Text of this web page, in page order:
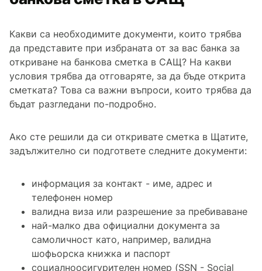
Какви са необходимите документи, които трябва
да представите при избраната от за вас банка за
откриване на банкова сметка в САЩ? На какви
условия трябва да отговаряте, за да бъде открита
сметката? Това са важни въпроси, които трябва да
бъдат разгледани по-подробно.
Ако сте решили да си откривате сметка в Щатите,
задължително си подгответе следните документи:
информация за контакт - име, адрес и
телефонен номер
валидна виза или разрешение за пребиваване
най-малко два официални документа за
самоличност като, например, валидна
шофьорска книжка и паспорт
социалноосигурителен номер (SSN - Social